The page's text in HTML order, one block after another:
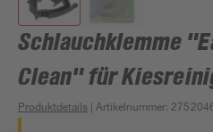
Schlauchklemme
Clean" für
Produktdetails | Artikelnummer: